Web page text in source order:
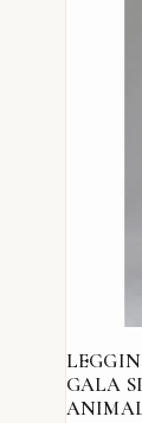
GALA